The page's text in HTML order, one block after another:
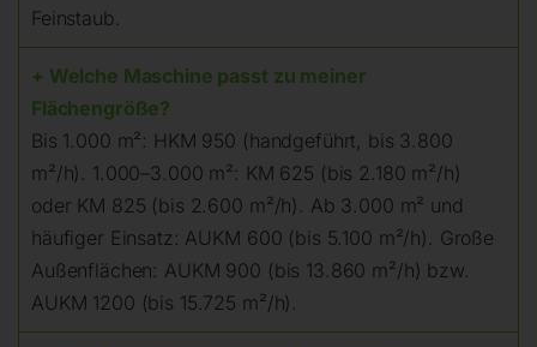
Feinstaub.
+ Welche Maschine passt zu meiner
Flächengröße?
Bis 1.000 m²: HKM 950 (handgeführt, bis 3.800
m²/h). 1.000–3.000 m²: KM 625 (bis 2.180 m²/h)
oder KM 825 (bis 2.600 m²/h). Ab 3.000 m² und
häufiger Einsatz: AUKM 600 (bis 5.100 m²/h). Große
Außenflächen: AUKM 900 (bis 13.860 m²/h) bzw.
AUKM 1200 (bis 15.725 m²/h).